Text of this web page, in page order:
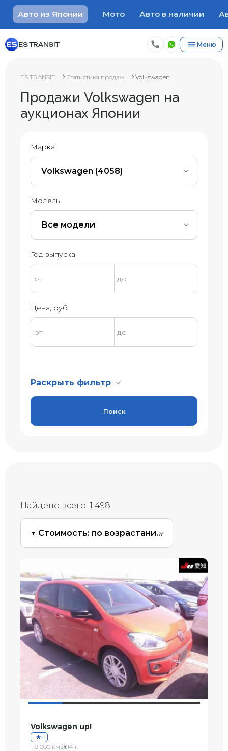
Авто из Японии Мото Авто в наличии
ES TRANSIT Меню
ES TRANSIT Статистика продаж Volkswagen
Продажи Volkswagen на
аукционах Японии
Марка
Volkswagen (4058)
Модель
Все модели
Год выпуска
Цена, руб.
Раскрыть фильтр
Поиск
Найдено всего: 1 498
↑ Стоимость: по возрастанию
Volkswagen up!
-
119 000 км2014 г.